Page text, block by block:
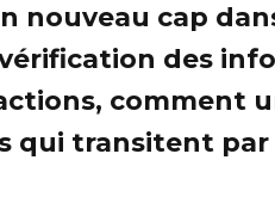
nouveau cap
des
comment
qui transitent par